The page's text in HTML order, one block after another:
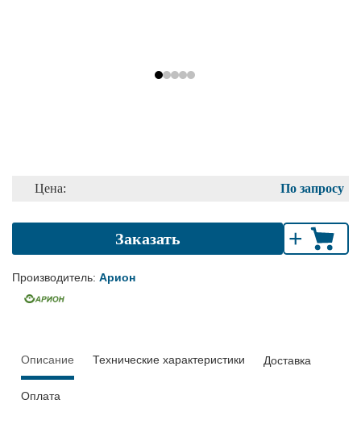
По запросу
Цена:
Заказать +
Производитель: Арион
Описание Технические характеристики Доставка
Оплата